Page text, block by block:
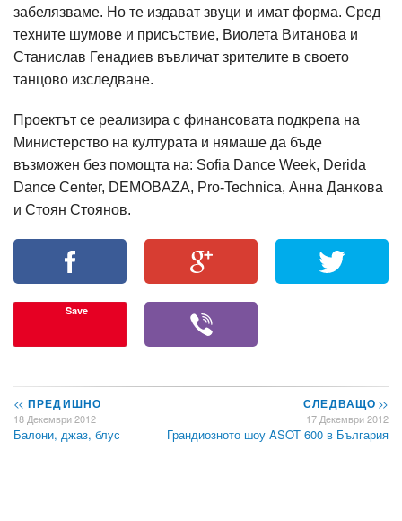
забелязваме. Но те издават звуци и имат форма. Сред
техните шумове и присъствие, Виолета Витанова и
Станислав Генадиев въвличат зрителите в своето
танцово изследване.
Проектът се реализира с финансовата подкрепа на
Министерство на културата и нямаше да бъде
възможен без помощта на: Sofia Dance Week, Derida
Dance Center, DEMOBAZA, Pro-Technica, Анна Данкова
и Стоян Стоянов.
Save
<< ПРЕДИШНО
18 Декември 2012
Балони, джаз, блус
СЛЕДВАЩО>>
17 Декември 2012
Грандиозното шоу ASOT 600 в България